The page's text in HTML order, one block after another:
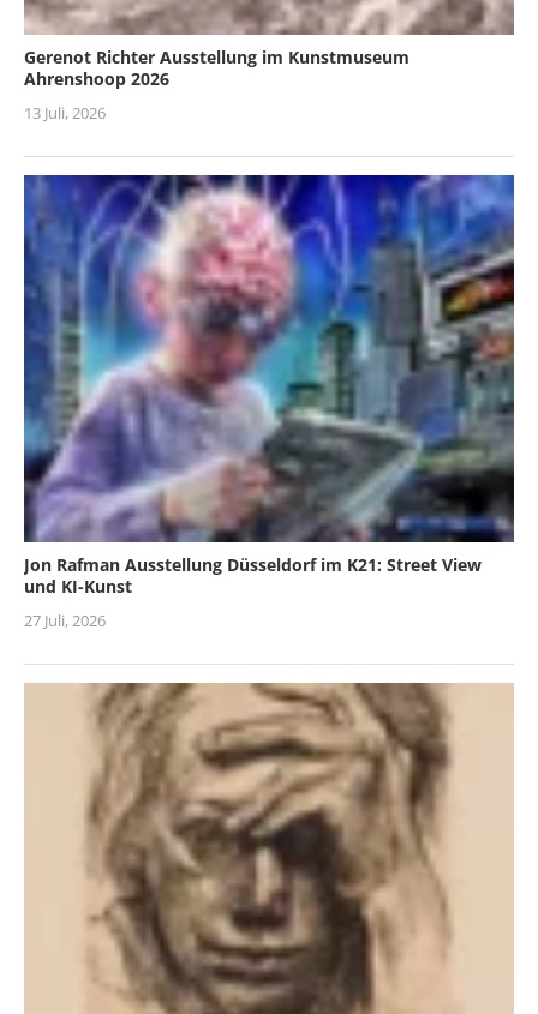
Gerenot Richter Ausstellung im Kunstmuseum
Ahrenshoop 2026
13 Juli, 2026
Jon Rafman Ausstellung Düsseldorf im K21: Street View
und KI-Kunst
27 Juli, 2026